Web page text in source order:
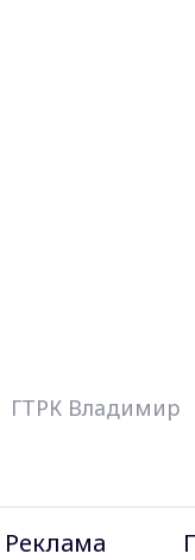
ГТРК Владимир
Реклама